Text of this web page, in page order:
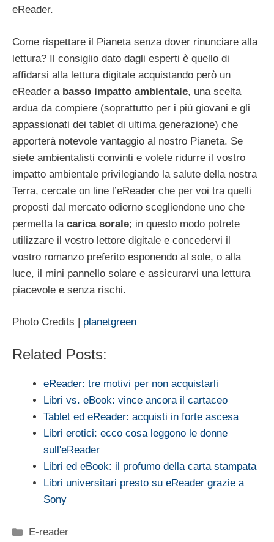
eReader.
Come rispettare il Pianeta senza dover rinunciare alla
lettura? Il consiglio dato dagli esperti è quello di
affidarsi alla lettura digitale acquistando però un
eReader a basso impatto ambientale, una scelta
ardua da compiere (soprattutto per i più giovani e gli
appassionati dei tablet di ultima generazione) che
apporterà notevole vantaggio al nostro Pianeta. Se
siete ambientalisti convinti e volete ridurre il vostro
impatto ambientale privilegiando la salute della nostra
Terra, cercate on line l’eReader che per voi tra quelli
proposti dal mercato odierno scegliendone uno che
permetta la carica sorale; in questo modo potrete
utilizzare il vostro lettore digitale e concedervi il
vostro romanzo preferito esponendo al sole, o alla
luce, il mini pannello solare e assicurarvi una lettura
piacevole e senza rischi.
Photo Credits | planetgreen
Related Posts:
eReader: tre motivi per non acquistarli
Libri vs. eBook: vince ancora il cartaceo
Tablet ed eReader: acquisti in forte ascesa
Libri erotici: ecco cosa leggono le donne
sull'eReader
Libri ed eBook: il profumo della carta stampata
Libri universitari presto su eReader grazie a
Sony
Categorie
E-reader